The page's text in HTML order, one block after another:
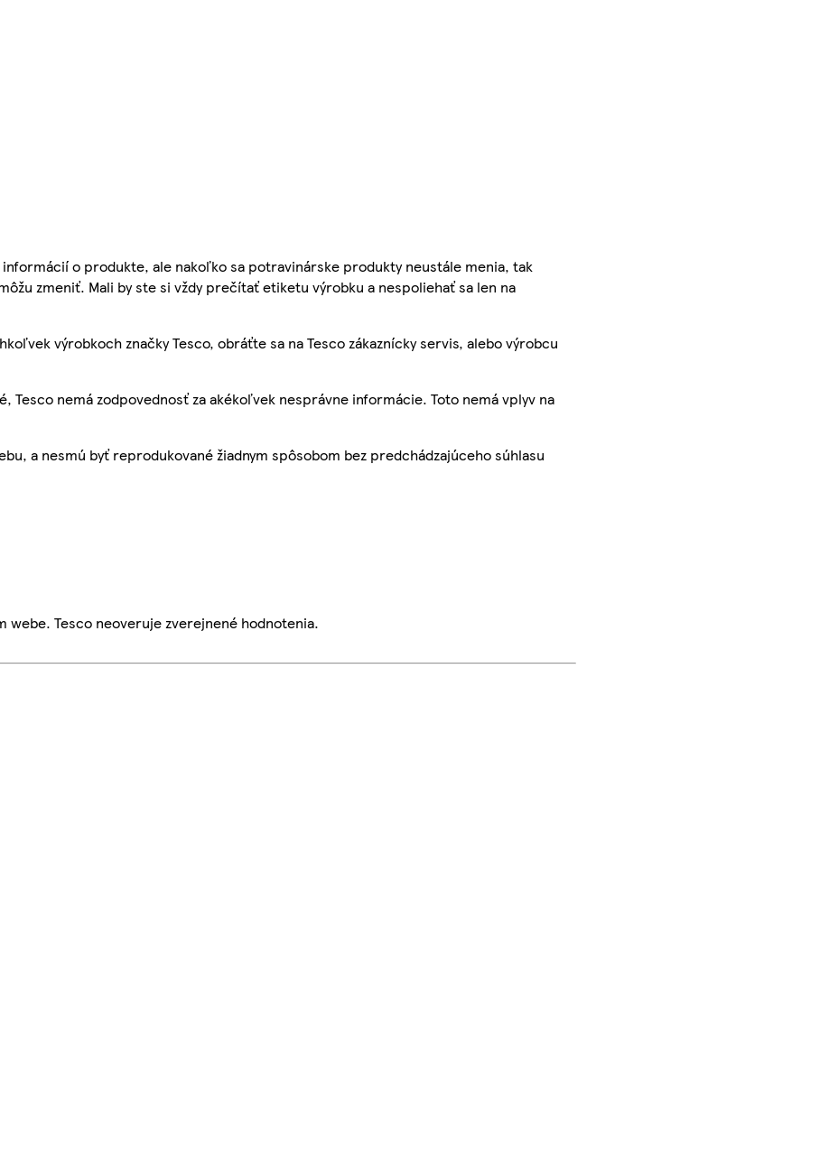
o produkte, ale nakoľko sa potravinárske produkty neustále menia, tak
zmeniť. Mali by ste si vždy prečítať etiketu výrobku a nespoliehať sa len na
výrobkoch značky Tesco, obráťte sa na Tesco zákaznícky servis, alebo výrobcu
Tesco nemá zodpovednosť za akékoľvek nesprávne informácie. Toto nemá vplyv na
a nesmú byť reprodukované žiadnym spôsobom bez predchádzajúceho súhlasu
webe. Tesco neoveruje zverejnené hodnotenia.